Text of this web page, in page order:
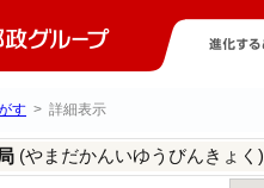
す > 詳細表示
(やまだかんいゆうびんきょく)